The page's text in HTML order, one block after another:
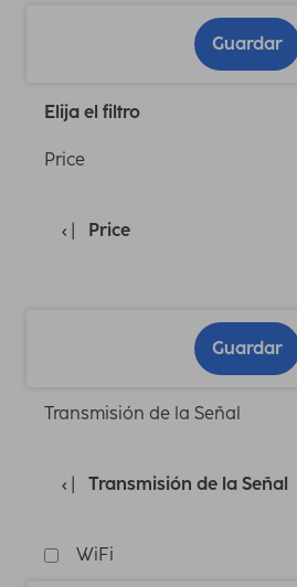
Guardar
Elija el filtro
Price
Price
Guardar
Transmisión de la Señal
Transmisión de la Señal
WiFi